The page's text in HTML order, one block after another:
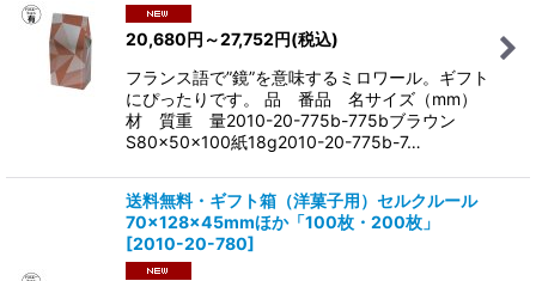
20,680円 ～27,752円(税込)
フランス語で”鏡”を意味するミロワール。ギフト
にぴったりです。 品 番品 名サイズ（mm）
材 質重 量2010-20-775b-775bブラウン
S80×50×100紙18g2010-20-775b-7…
送料無料・ギフト箱（洋菓子用）セルクルール
70×128×45mmほか「100枚・200枚」
[2010-20-780]